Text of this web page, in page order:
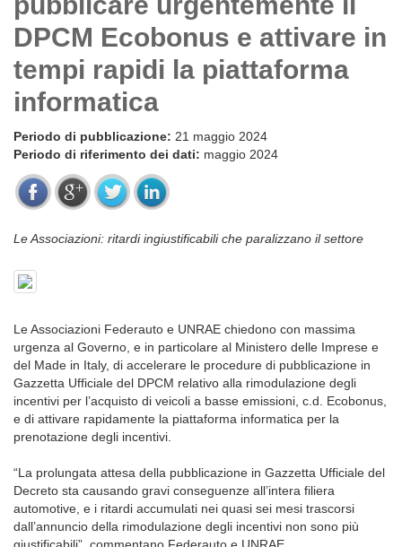
DPCM Ecobonus e attivare in
tempi rapidi la piattaforma
informatica
Periodo di pubblicazione: 21 maggio 2024
Periodo di riferimento dei dati: maggio 2024
Le Associazioni: ritardi ingiustificabili che paralizzano il settore
Le Associazioni Federauto e UNRAE chiedono con massima
urgenza al Governo, e in particolare al Ministero delle Imprese e
del Made in Italy, di accelerare le procedure di pubblicazione in
Gazzetta Ufficiale del DPCM relativo alla rimodulazione degli
incentivi per l’acquisto di veicoli a basse emissioni, c.d. Ecobonus,
e di attivare rapidamente la piattaforma informatica per la
prenotazione degli incentivi.
“La prolungata attesa della pubblicazione in Gazzetta Ufficiale del
Decreto sta causando gravi conseguenze all’intera filiera
automotive, e i ritardi accumulati nei quasi sei mesi trascorsi
dall’annuncio della rimodulazione degli incentivi non sono più